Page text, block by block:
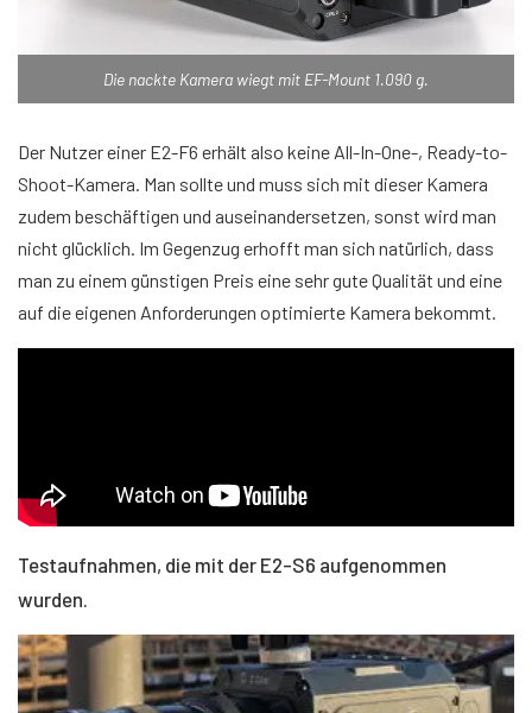
Die nackte Kamera wiegt mit EF-Mount 1.090 g.
Der Nutzer einer E2-F6 erhält also keine All-In-One-, Ready-to-
Shoot-Kamera. Man sollte und muss sich mit dieser Kamera
zudem beschäftigen und auseinandersetzen, sonst wird man
nicht glücklich. Im Gegenzug erhofft man sich natürlich, dass
man zu einem günstigen Preis eine sehr gute Qualität und eine
auf die eigenen Anforderungen optimierte Kamera bekommt.
Testaufnahmen, die mit der E2-S6 aufgenommen
wurden.